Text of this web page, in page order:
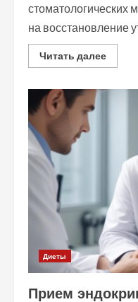
стоматологических
на восстановление
Читать далееRead
more
Диеты
Прием